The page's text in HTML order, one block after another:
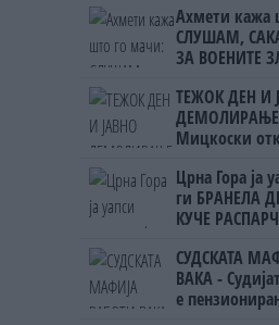
Ахмети кажа
СЛУШАМ,
ЗА ВОЕНИТЕ
ТЕЖОК ДЕН И
Мицкоски
ништо, освен
Црна Гора ја
ги БРАНЕЛА
КУЧЕ
СУДСКАТА МАФИЈА РАБОТИ
ВАКА -
е